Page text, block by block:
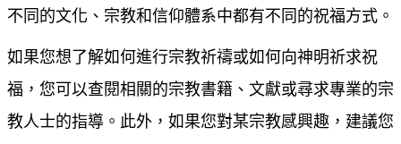
不同的文化、宗教和信仰體系中都有不同的祝福方式。
如果您想了解如何進行宗教祈禱或如何向神明祈求祝
福，您可以查閱相關的宗教書籍、文獻或尋求專業的宗
教人士的指導。此外，如果您對某宗教感興趣，建議您